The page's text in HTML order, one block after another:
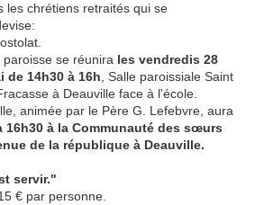
les chrétiens retraités qui se
se réunira les vendredis 28
de 14h30 à 16h , Salle paroissiale Saint
à Deauville face à l'école.
animée par le Père G. Lefebvre, aura
16h30 à la Communauté des sœurs
de la république à Deauville.
servir."
€ par personne.